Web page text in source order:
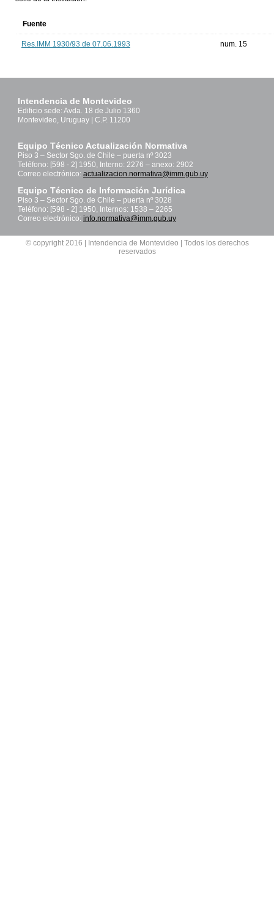
Fuente
Res.IMM 1930/93 de 07.06.1993 num. 15
Intendencia de Montevideo
Edificio sede: Avda. 18 de Julio 1360
Montevideo, Uruguay | C.P. 11200
Equipo Técnico Actualización Normativa
Piso 3 – Sector Sgo. de Chile – puerta nº 3023
Teléfono: [598 - 2] 1950, Interno: 2276 – anexo: 2902
Correo electrónico: actualizacion.normativa@imm.gub.uy
Equipo Técnico de Información Jurídica
Piso 3 – Sector Sgo. de Chile – puerta nº 3028
Teléfono: [598 - 2] 1950, Internos: 1538 – 2265
Correo electrónico: info.normativa@imm.gub.uy
© copyright 2016 | Intendencia de Montevideo | Todos los derechos
reservados